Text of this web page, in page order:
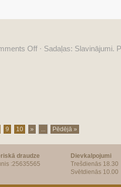
Off · Sadaļas: Slavinājumi.
9 10 » ... Pēdējā »
draudze
:25635565
Dievkalpojumi
Trešdienās 18.30
Svētdienās 10.00